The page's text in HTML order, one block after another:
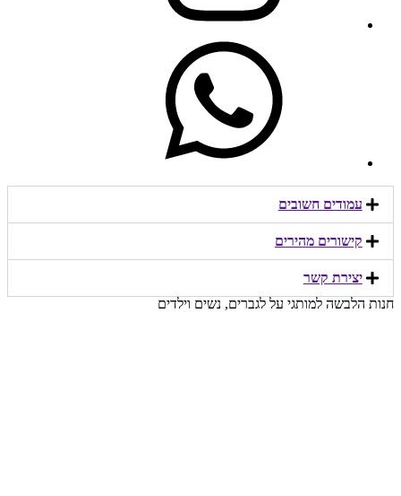
עמודים חשובים
קישורים מהירים​
יצירת קשר​
חנות הלבשה למותגי על לגברים, נשים וילדים